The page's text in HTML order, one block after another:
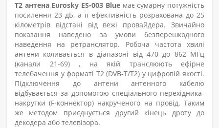
Т2 антена Eurosky ES-003 Blue має сумарну потужність
посилення 23 дБ, а її ефективність розрахована до 25
кілометрів відстані від вежі провайдера. Звичайно
показання наведено за умови безперешкодного
наведення на ретранслятор. Робоча частота хвилі
антени коливається в діапазоні від 470 до 862 МГц
(канали 21-69)
, на якій транслюють ефірне
телебачення у форматі T2 (DVB-T/T2) у цифровій якості.
Підключення до антени антенного кабелю
відбувається за допомогою спеціального перехідника-
накрутки (F-коннектор) накрученого на провід. Таким
же методом приєднується другий кінець дроту до
декодера або телевізора.